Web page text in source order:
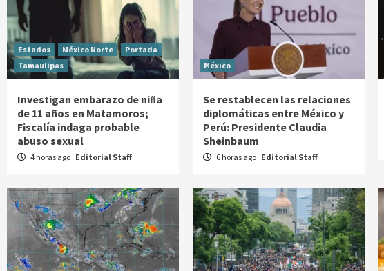
Estados México Norte
Portada
Tamaulipas
Investigan embarazo de niña
de 11 años en Matamoros;
Fiscalía indaga probable
abuso sexual
4 horas ago Editorial Staff
México
Se restablecen las relaciones
diplomáticas entre México y
Perú: Presidente Claudia
Sheinbaum
6 horas ago Editorial Staff